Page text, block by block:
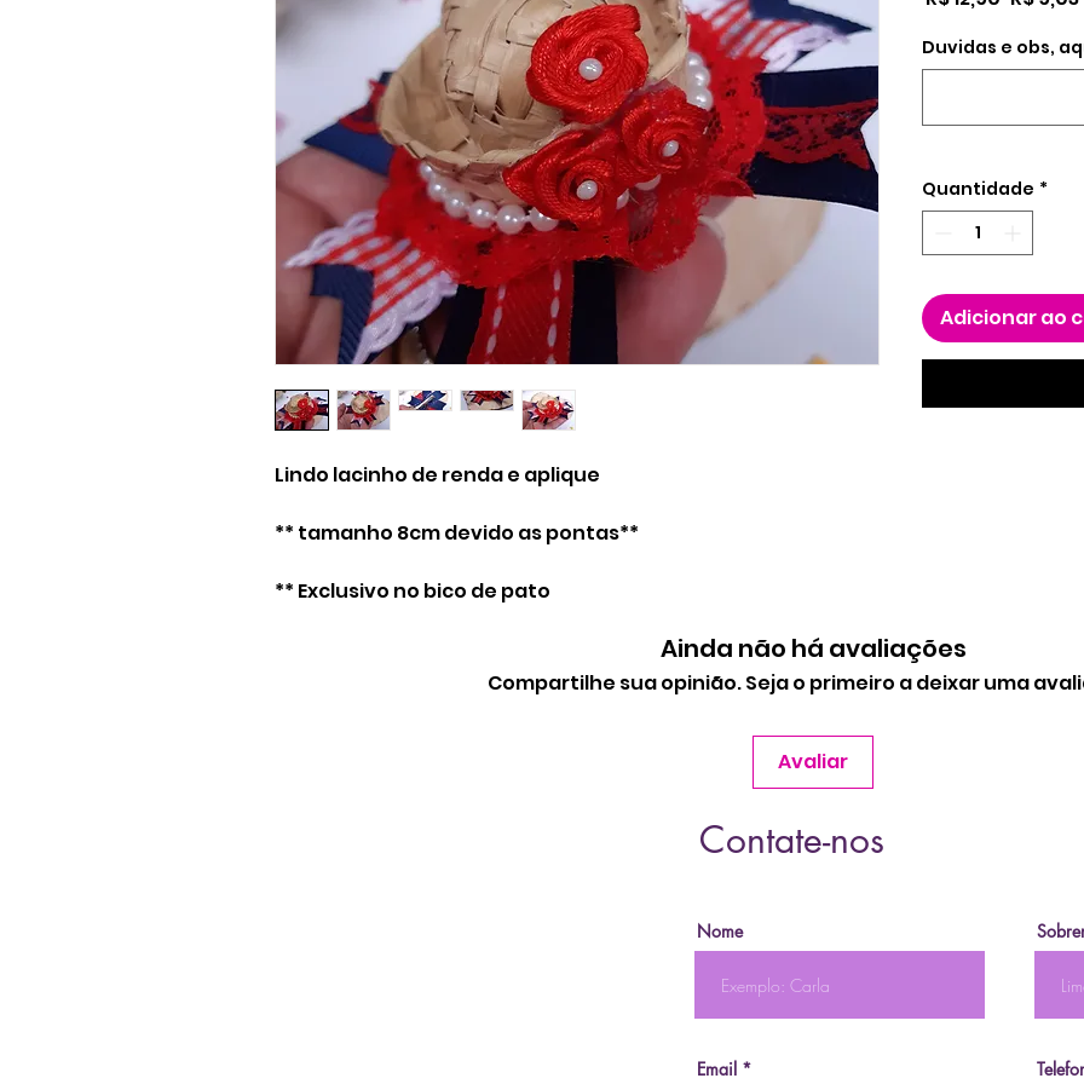
Lindo lacinho de renda e aplique
** tamanho 8cm devido as pontas**
** Exclusivo no bico de pato
Duvidas e obs,
Quantidade *
Adicionar ao
Ainda não há avaliações
Compartilhe sua opinião. Seja o primeiro a deixar uma
Avaliar
Contate-nos
Nome
Email